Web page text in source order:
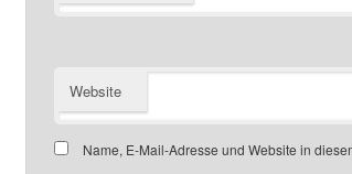
Website
Name, E-Mail-Adresse und Website in